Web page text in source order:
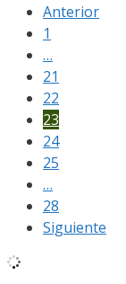
Anterior
1
…
21
22
23
24
25
…
28
Siguiente